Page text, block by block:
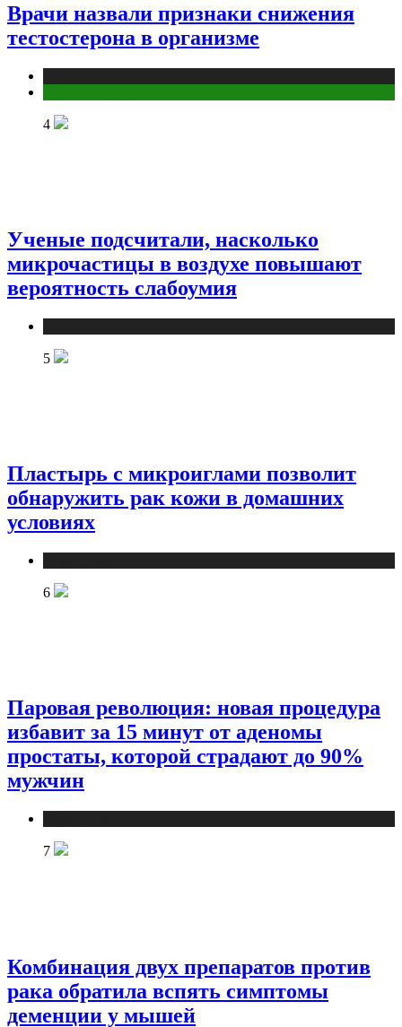
Врачи назвали признаки снижения
тестостерона в организме
4
Ученые подсчитали, насколько
микрочастицы в воздухе повышают
вероятность слабоумия
5
Пластырь с микроиглами позволит
обнаружить рак кожи в домашних
условиях
6
Паровая революция: новая процедура
избавит за 15 минут от аденомы
простаты, которой страдают до 90%
мужчин
7
Комбинация двух препаратов против
рака обратила вспять симптомы
деменции у мышей